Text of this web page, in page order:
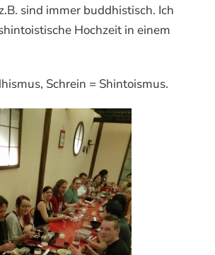
sind immer buddhistisch. Ich
Hochzeit in einem
Schrein = Shintoismus.